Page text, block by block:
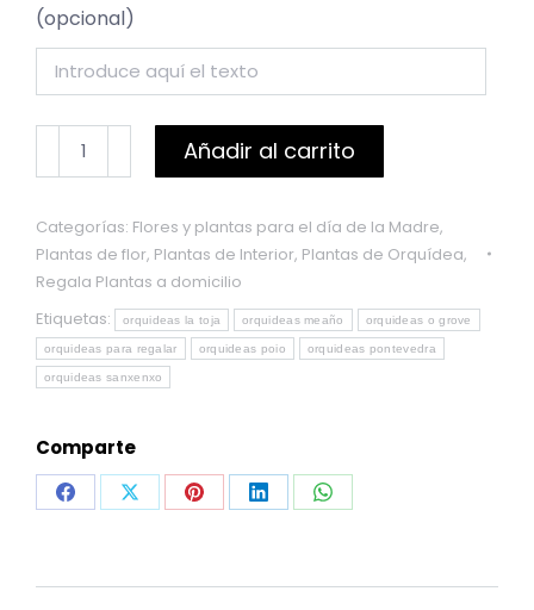
(opcional)
Orquidea
Rosita
Añadir al carrito
Categorías: Flores y plantas para el día de la Madre,
Plantas de flor, Plantas de Interior, Plantas de Orquídea,
Regala Plantas a domicilio
Etiquetas:
orquideas la toja orquideas meaño orquideas o grove
orquideas para regalar orquideas poio orquideas pontevedra
orquideas sanxenxo
Comparte
Share Share Share Share Share